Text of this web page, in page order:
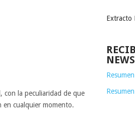
con la peculiaridad de que
en cualquier momento.
Extracto